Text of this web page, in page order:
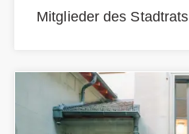
Mitglieder des Stadtrats